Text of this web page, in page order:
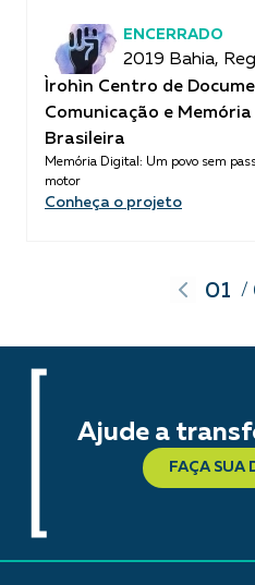
ENCERRADO
2019 Bahia,
Ìrohìn Centro de
Comunicação e
Brasileira
Memória Digital: Um povo sem
motor
Conheça o projeto
01 /
Ajude a
FAÇA SUA